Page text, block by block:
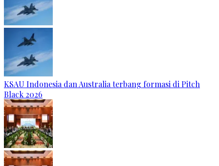
KSAU Indonesia dan Australia terbang formasi di Pitch
Black 2026